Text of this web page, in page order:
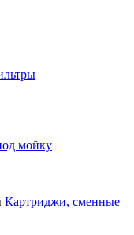
мойку
Картриджи, сменные